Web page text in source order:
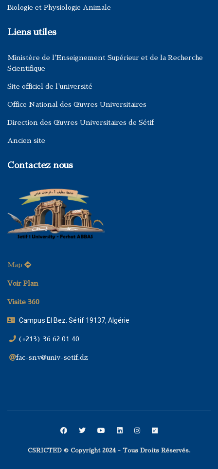
Biologie et Physiologie Animale
Liens utiles
Ministère de l'Enseignement Supérieur et de la Recherche
Scientifique
Site officiel de l'université
Office National des Œuvres Universitaires
Direction des Œuvres Universitaires de Sétif
Ancien site
Contactez nous
Map
Voir Plan
Visite 360
Campus El Bez. Sétif 19137, Algérie
(+213) 36 62 01 40
fac-snv@univ-setif.dz
CSRICTED © Copyright 2024 - Tous Droits Réservés.